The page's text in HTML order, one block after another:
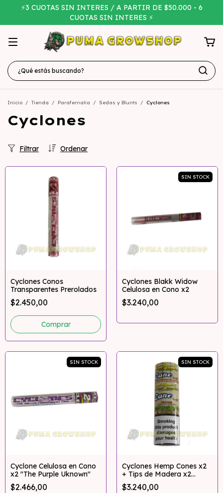
⚡3 CUOTAS SIN INTERES / A PARTIR DE $50.000 - 6
CUOTAS SIN INTERES ⚡
Inicio / Tienda / Parafernalia / Sedas y Blunts / Cyclones
Cyclones
Ordenar
Filtrar
Cyclones Conos
Transparentes Prerolados
$2.450,00
Comprar
SIN STOCK
Cyclones Blakk Widow
Celulosa en Cono x2
$3.240,00
SIN STOCK
Cyclone Celulosa en Cono
x2 "The Purple Uknown"
$2.466,00
SIN STOCK
Cyclones Hemp Cones x2
+ Tips de Madera x2
(Wonder / Cane)
$3.240,00